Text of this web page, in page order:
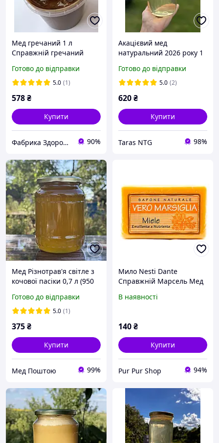
Мед гречаний 1 л
Справжній гречаний
мед із гречки
Готово до відправки
5.0 (1)
578₴
Купити
Фабрика Здоров'я 90%
Акацієвий мед
натуральний 2026 року 1
Готово до відправки
5.0 (2)
620₴
Купити
Taras NTG 98%
Мед Різнотрав'я світле з
кочової пасіки 0,7 л (950
Готово до відправки
5.0 (1)
375₴
Купити
Мед Поштою 99%
Мило Nesti Dante
Справжній Марсель Мед
В наявності
140₴
Купити
Pur Pur Shop 94%